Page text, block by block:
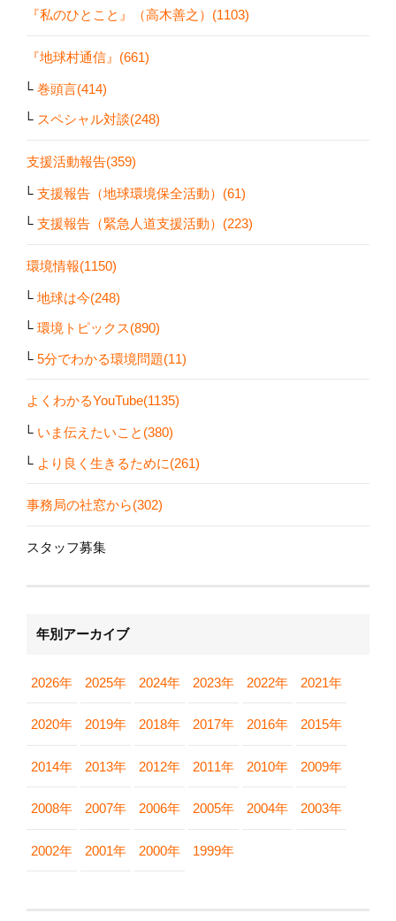
『私のひとこと』（高木善之）(1103)
『地球村通信』(661)
巻頭言(414)
スペシャル対談(248)
支援活動報告(359)
支援報告（地球環境保全活動）(61)
支援報告（緊急人道支援活動）(223)
環境情報(1150)
地球は今(248)
環境トピックス(890)
5分でわかる環境問題(11)
よくわかるYouTube(1135)
いま伝えたいこと(380)
より良く生きるために(261)
事務局の社窓から(302)
スタッフ募集
年別アーカイブ
2026年 2025年 2024年 2023年 2022年 2021年
2020年 2019年 2018年 2017年 2016年 2015年
2014年 2013年 2012年 2011年 2010年 2009年
2008年 2007年 2006年 2005年 2004年 2003年
2002年 2001年 2000年 1999年